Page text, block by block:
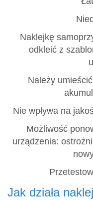
Naklejkę
odkleić z
Należy
Nie wpływa na
Możliwość
urządzenia:
Jak działa